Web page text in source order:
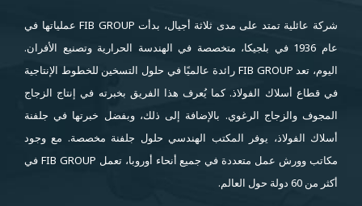
شركة عائلية تمتد على مدى ثلاثة أجيال، بدأت FIB GROUP عملياتها في
عام 1936 في بلجيكا، متخصصة في الهندسة الحرارية وتصنيع الأفران.
اليوم، تعد FIB GROUP رائدة عالميًا في حلول التسخين للخطوط الإنتاجية
في قطاع أسلاك الفولاذ. كما يُعرف هذا الفريق بخبرته في إنتاج الزجاج
المجوف والزجاج الرغوي. بالإضافة إلى ذلك، وبفضل خبرتها في جلفنة
أسلاك الفولاذ، يوفر المكتب الهندسي حلول جلفنة مخصصة. مع وجود
مكاتب وورش عمل متعددة في جميع أنحاء أوروبا، تعمل FIB GROUP في
أكثر من 60 دولة حول العالم.